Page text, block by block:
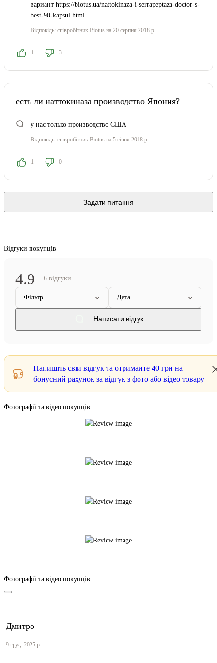
вариант https://biotus.ua/nattokinaza-i-serrapeptaza-doctor-s-
best-90-kapsul.html
Відповідь: співробітник Biotus на 20 серпня 2018 р.
1 3
есть ли наттокиназа производство Япония?
у нас только производство США
Відповідь: співробітник Biotus на 5 січня 2018 р.
1 0
Задати питання
Відгуки покупців
4.9 6 відгуки
Фільтр Дата
Написати відгук
Напишіть свій відгук та отримайте 40 грн на
бонусний рахунок за відгук з фото або відео товару
Фотографії та відео покупців
Фотографії та відео покупців
Дмитро
9 груд. 2025 р.